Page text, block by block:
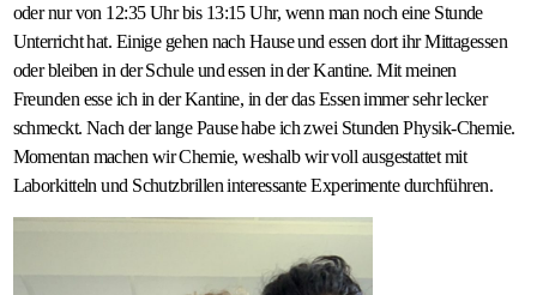
oder nur von 12:35 Uhr bis 13:15 Uhr, wenn man noch eine Stunde
Unterricht hat. Einige gehen nach Hause und essen dort ihr Mittagessen
oder bleiben in der Schule und essen in der Kantine. Mit meinen
Freunden esse ich in der Kantine, in der das Essen immer sehr lecker
schmeckt. Nach der lange Pause habe ich zwei Stunden Physik-Chemie.
Momentan machen wir Chemie, weshalb wir voll ausgestattet mit
Laborkitteln und Schutzbrillen interessante Experimente durchführen.